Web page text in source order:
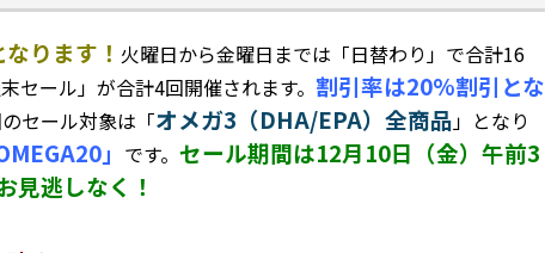
ります！ 火曜日から金曜日までは「日替わり」で合計16
セール」が合計4回開催されます。 割引率は20%割引とな
セール対象は「オメガ3（DHA/EPA）全商品」となり
」 です。 セール期間は12月10日（金）午前3
見逃しなく！